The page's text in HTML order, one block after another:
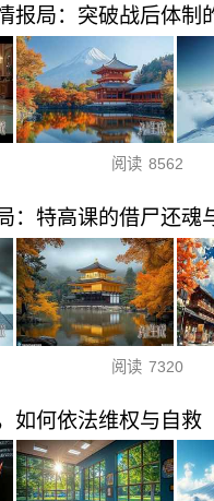
报局：突破战后体制
阅读 8562
：特高课的借尸还魂
阅读 7320
如何依法维权与自救